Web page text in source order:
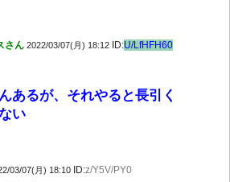
さん 2022/03/07(月) 18:12 ID:U/LfHFH60
あるが、それやると長引く
い
03/07(月) 18:10 ID:z/Y5V/PY0